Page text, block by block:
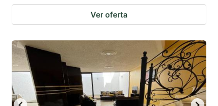
Ver oferta